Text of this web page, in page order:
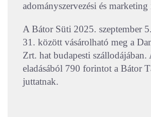
adományszervezési és marketing
A Bátor Süti 2025. szeptember
31. között vásárolható meg a
Zrt. hat budapesti szállodájában.
eladásából 790 forintot a Bátor
juttatnak.